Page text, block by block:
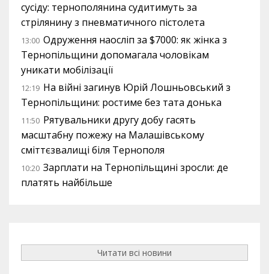
сусіду: тернополянина судитимуть за
стрілянину з пневматичного пістолета
13:00 Одруження наосліп за $7000: як жінка з
Тернопільщини допомагала чоловікам
уникати мобілізації
12:19 На війні загинув Юрій Лошньовський з
Тернопільщини: ростиме без тата донька
11:50 Рятувальники другу добу гасять
масштабну пожежу на Малашівському
сміттєзвалищі біля Тернополя
10:20 Зарплати на Тернопільщині зросли: де
платять найбільше
Читати всі новини